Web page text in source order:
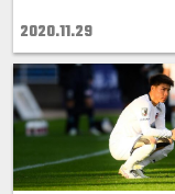
2020.11.29